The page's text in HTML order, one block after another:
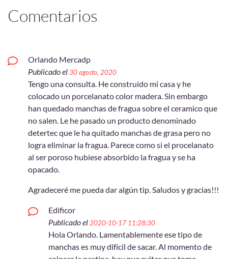
Comentarios
Orlando Mercadp
Publicado el30 agosto, 2020
Tengo una consulta. He construido mi casa y he
colocado un porcelanato color madera. Sin embargo
han quedado manchas de fragua sobre el ceramico que
no salen. Le he pasado un producto denominado
detertec que le ha quitado manchas de grasa pero no
logra eliminar la fragua. Parece como si el procelanato
al ser poroso hubiese absorbido la fragua y se ha
opacado.
Agradeceré me pueda dar algún tip. Saludos y gracias!!!
Edificor
Publicado el 2020-10-17 11:28:30
Hola Orlando. Lamentablemente ese tipo de
manchas es muy difícil de sacar. Al momento de